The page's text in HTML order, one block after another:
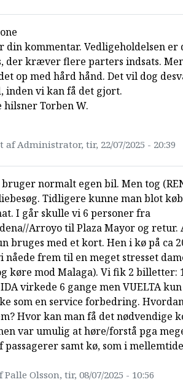
din kommentar. Vedligeholdelsen
der kræver flere parters indsats.
op med hård hånd. Det vil dog
inden vi kan få det gjort.
hilsner Torben W.
af Administrator, tir, 22/07/2025 - 20:39
normalt egen bil. Men tog
Tidligere kunne man blot
I går skulle vi 6 personer fra
Arroyo til Plaza Mayor og retur.
bruges med et kort. Hen i kø på ca
nåede frem til en meget stresset
køre mod Malaga). Vi fik 2 billetter:
virkede 6 gange men VUELTA
som en service forbedring.
Hvor kan man få det nødvendige
var umulig at høre/forstå pga
passagerer samt kø, som i
Olsson, tir, 08/07/2025 - 10:56